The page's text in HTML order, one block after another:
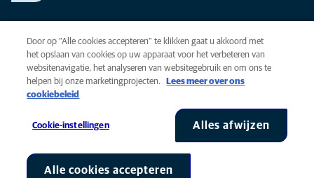
Privacy
Algemene voorwaarden
Cookies
Toegankelijkheid
AniCura is onderdeel van Mars, Inc © 2026
Cookie-instellingen
Door op “Alle cookies accepteren” te klikken gaat u akkoord met
het opslaan van cookies op uw apparaat voor het verbeteren van
websitenavigatie, het analyseren van websitegebruik en om ons te
helpen bij onze marketingprojecten.
Lees meer over ons
cookiebeleid
Cookie-instellingen Alles afwijzen
Alle cookies accepteren